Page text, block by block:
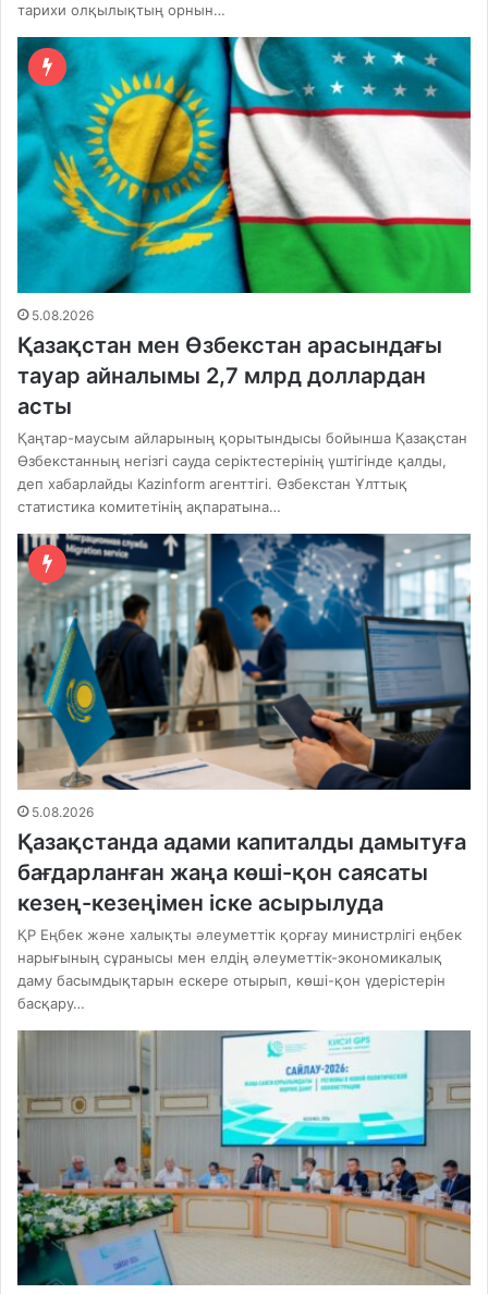
тарихи олқылықтың орнын…
5.08.2026
Қазақстан мен Өзбекстан арасындағы
тауар айналымы 2,7 млрд доллардан
асты
Қаңтар-маусым айларының қорытындысы бойынша Қазақстан
Өзбекстанның негізгі сауда серіктестерінің үштігінде қалды,
деп хабарлайды Kazinform агенттігі. Өзбекстан Ұлттық
статистика комитетінің ақпаратына…
5.08.2026
Қазақстанда адами капиталды дамытуға
бағдарланған жаңа көші-қон саясаты
кезең-кезеңімен іске асырылуда
ҚР Еңбек және халықты әлеуметтік қорғау министрлігі еңбек
нарығының сұранысы мен елдің әлеуметтік-экономикалық
даму басымдықтарын ескере отырып, көші-қон үдерістерін
басқару…